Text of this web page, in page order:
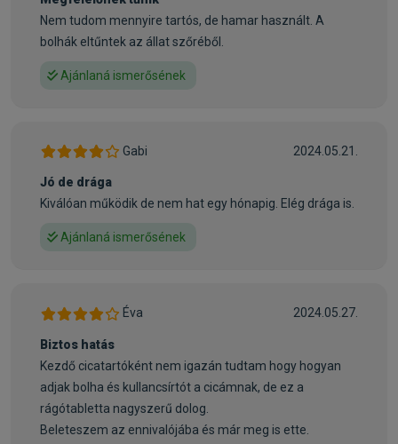
hatékony bolhák és kullancsok ellen.
1. Lépés - Válaszd macskád méretének és testtömegének
3. Lépés - Tedd a tablettát az eleségbe vagy add kézből
4. Lépés - A rágótablettá(ka)t etetéskor vagy etetés után
kell alkalmazni. Ismételd havonta.
mellékhatások. A mellékhatásokkal kapcsolatban részletes
tájékoztatást talál a használati utasításban, és mindig
kérdezze meg állatorvosát, ha valamilyen aggálya merül fel
kedvencével kapcsolatban.
- Kell-e kezelnem a lakást is a bolhák ellen?
Nem tudom mennyire tartós, de hamar használt. A
bolhák eltűntek az állat szőréből.
Ajánlaná ismerősének
Gabi 2024.05.21.
Jó de drága
Kiválóan működik de nem hat egy hónapig. Elég drága is.
Ajánlaná ismerősének
Éva 2024.05.27.
Biztos hatás
Kezdő cicatartóként nem igazán tudtam hogy hogyan
adjak bolha és kullancsírtót a cicámnak, de ez a
rágótabletta nagyszerű dolog.
Beleteszem az ennivalójába és már meg is ette.